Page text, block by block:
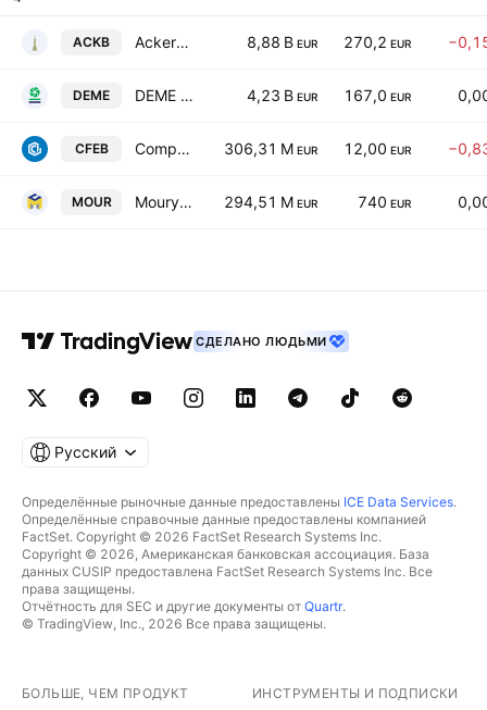
ACKB Ackermans & van Haaren NV 8,88 B EUR 270,2 EUR
DEME DEME Group NV 4,23 B EUR 167,0 EUR
CFEB Compagnie d'Entreprises CFE SA 306,31 M EUR 12,00 EUR
MOUR Moury Construct SA 294,51 M EUR 740 EUR
СДЕЛАНО ЛЮДЬМИ
Русский
Определённые рыночные данные предоставлены ICE Data Services.
Определённые справочные данные предоставлены компанией
FactSet. Copyright © 2026 FactSet Research Systems Inc.
Copyright © 2026, Американская банковская ассоциация. База
данных CUSIP предоставлена FactSet Research Systems Inc. Все
права защищены.
Отчётность для SEC и другие документы от Quartr.
© TradingView, Inc., 2026 Все права защищены.
БОЛЬШЕ, ЧЕМ ПРОДУКТ ИНСТРУМЕНТЫ И ПОДПИСКИ